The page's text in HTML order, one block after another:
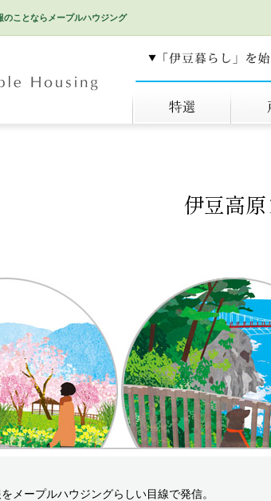
のことなら メープルハウジング
伊豆高
メープルハウジングらしい目線で発信。